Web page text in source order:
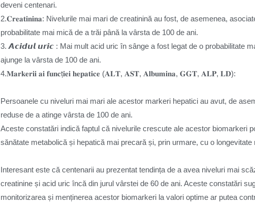
deveni centenari.
2.𝐂𝐫𝐞𝐚𝐭𝐢𝐧𝐢𝐧𝐚: Nivelurile mai mari de creatinină au fost, de asemenea,
probabilitate mai mică de a trăi până la vârsta de 100 de ani.
3. 𝘼𝙘𝙞𝙙𝙪𝙡 𝙪𝙧𝙞𝙘 : Mai mult acid uric în sânge a fost legat de o probabilitate
ajunge la vârsta de 100 de ani.
4.𝐌𝐚𝐫𝐤𝐞𝐫𝐢𝐢 𝐚𝐢 𝐟𝐮𝐧𝐜ț𝐢𝐞𝐢 𝐡𝐞𝐩𝐚𝐭𝐢𝐜𝐞 (𝐀𝐋𝐓, 𝐀𝐒𝐓, 𝐀𝐥𝐛𝐮𝐦𝐢𝐧𝐚, 𝐆𝐆𝐓, 𝐀𝐋𝐏, 𝐋𝐃):
Persoanele cu niveluri mai mari ale acestor markeri hepatici au avut, de
reduse de a atinge vârsta de 100 de ani.
Aceste constatări indică faptul că nivelurile crescute ale acestor biomarkeri
sănătate metabolică și hepatică mai precară și, prin urmare, cu o longevitate
Interesant este că centenarii au prezentat tendința de a avea niveluri mai
creatinine și acid uric încă din jurul vârstei de 60 de ani. Aceste constatări
monitorizarea și menținerea acestor biomarkeri la valori optime ar putea